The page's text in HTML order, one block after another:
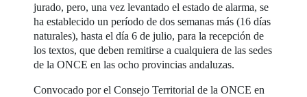
jurado, pero, una vez levantado el estado de alarma, se
ha establecido un período de dos semanas más (16 días
naturales), hasta el día 6 de julio, para la recepción de
los textos, que deben remitirse a cualquiera de las sedes
de la ONCE en las ocho provincias andaluzas.
Convocado por el Consejo Territorial de la ONCE en